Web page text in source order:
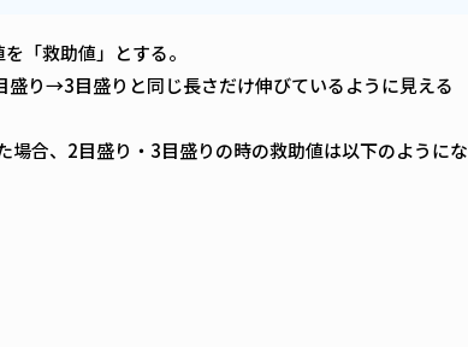
「救助値」とする。
り→3目盛りと同じ長さだけ伸びているように見える
合、2目盛り・3目盛りの時の救助値は以下のようにな